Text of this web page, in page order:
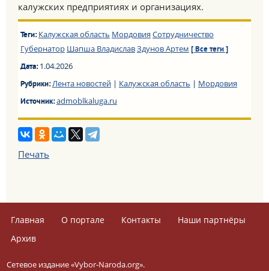
калужских предприятиях и организациях.
Теги: Калужская область Мордовия Сотрудничество
Губернатор Шапша ВладиславЗдунов Артем [ Все теги ]
Дата:1.04.2026
Рубрики:Лента новостей| Калужская область | Мордовия
Источник:admoblkaluga.ru
Печать
Главная О портале Контакты
Наши партнёры
Архив
Сетевое издание «Vybor-Naroda.org».